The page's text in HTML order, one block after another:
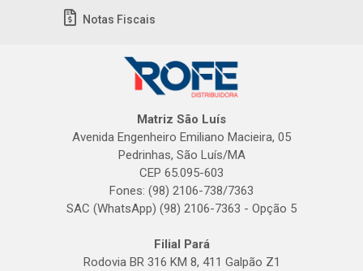
Notas Fiscais
Matriz São Luís
Avenida Engenheiro Emiliano Macieira, 05
Pedrinhas, São Luís/MA
CEP 65.095-603
Fones: (98) 2106-738/7363
SAC (WhatsApp) (98) 2106-7363 - Opção 5
Filial Pará
Rodovia BR 316 KM 8, 411 Galpão Z1